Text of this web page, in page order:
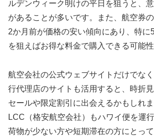
ルデンウィーク明けの平日を狙うと、
があることが多いです。また、航空券
2か月前が価格の安い傾向にあり、特に
を狙えばお得な料金で購入できる可能性
航空会社の公式ウェブサイトだけでな
行代理店のサイトも活用すると、時折
セールや限定割引に出会えるかもしれま
LCC（格安航空会社）もハワイ便を運
荷物が少ない方や短期滞在の方にとっ